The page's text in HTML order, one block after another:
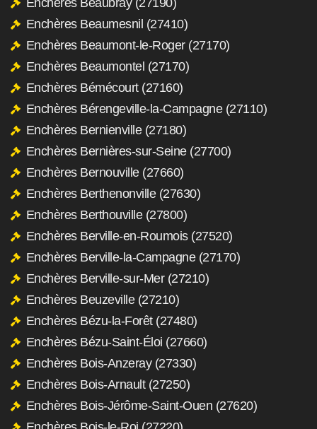
Enchères Beaumesnil (27410)
Enchères Beaumont-le-Roger (27170)
Enchères Beaumontel (27170)
Enchères Bémécourt (27160)
Enchères Bérengeville-la-Campagne (27110)
Enchères Bernienville (27180)
Enchères Bernières-sur-Seine (27700)
Enchères Bernouville (27660)
Enchères Berthenonville (27630)
Enchères Berthouville (27800)
Enchères Berville-en-Roumois (27520)
Enchères Berville-la-Campagne (27170)
Enchères Berville-sur-Mer (27210)
Enchères Beuzeville (27210)
Enchères Bézu-la-Forêt (27480)
Enchères Bézu-Saint-Éloi (27660)
Enchères Bois-Anzeray (27330)
Enchères Bois-Arnault (27250)
Enchères Bois-Jérôme-Saint-Ouen (27620)